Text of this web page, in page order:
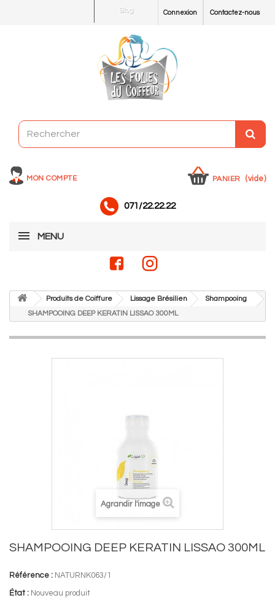
Contactez-nous
Connexion
Blog
MON COMPTE PANIER (vide)
071/22.22.22
MENU
Produits de Coiffure Lissage Brésilien
Shampooing
SHAMPOOING DEEP KERATIN LISSAO 300ML
Agrandir l'image
SHAMPOOING DEEP KERATIN LISSAO 300ML
Référence : NATURNK063/1
État : Nouveau produit